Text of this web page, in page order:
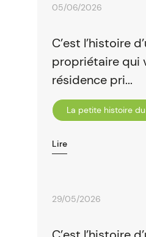
05/06/2026
C’est l’histoire
propriétaire qui
résidence pri...
La petite histoire
Lire
29/05/2026